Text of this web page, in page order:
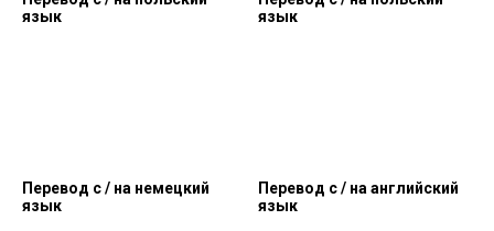
язык
язык
Перевод c / на немецкий
язык
Перевод c / на английский
язык